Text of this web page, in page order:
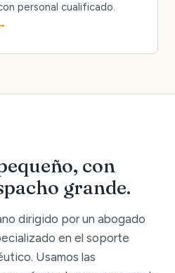
personal cualificado.
con
grande.
dirigido por un abogado
en el soporte
Usamos las